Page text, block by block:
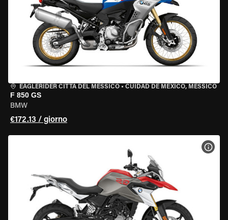
EAGLERIDER CITTÀ DEL MESSICO • CUIDAD DE MEXICO, MESSICO
F 850 GS
BMW
€172.13 / giorno